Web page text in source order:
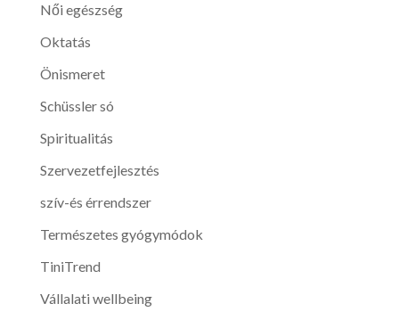
Női egészség
Oktatás
Önismeret
Schüssler só
Spiritualitás
Szervezetfejlesztés
szív-és érrendszer
Természetes gyógymódok
TiniTrend
Vállalati wellbeing